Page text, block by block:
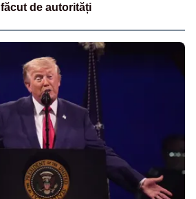
de autorități